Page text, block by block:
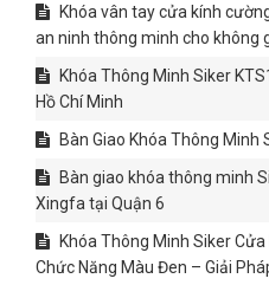
Khóa vân tay cửa kính
an ninh thông minh cho không
Khóa Thông Minh Siker
Hồ Chí Minh
Bàn Giao Khóa Thông Minh
Bàn giao khóa thông minh
Xingfa tại Quận 6
Khóa Thông Minh Siker
Chức Năng Màu Đen – Giải